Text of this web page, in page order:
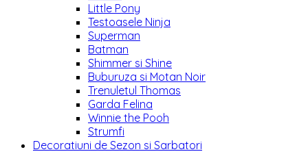
Little Pony
Testoasele Ninja
Superman
Batman
Shimmer si Shine
Buburuza si Motan Noir
Trenuletul Thomas
Garda Felina
Winnie the Pooh
Strumfi
Decoratiuni de Sezon si Sarbatori